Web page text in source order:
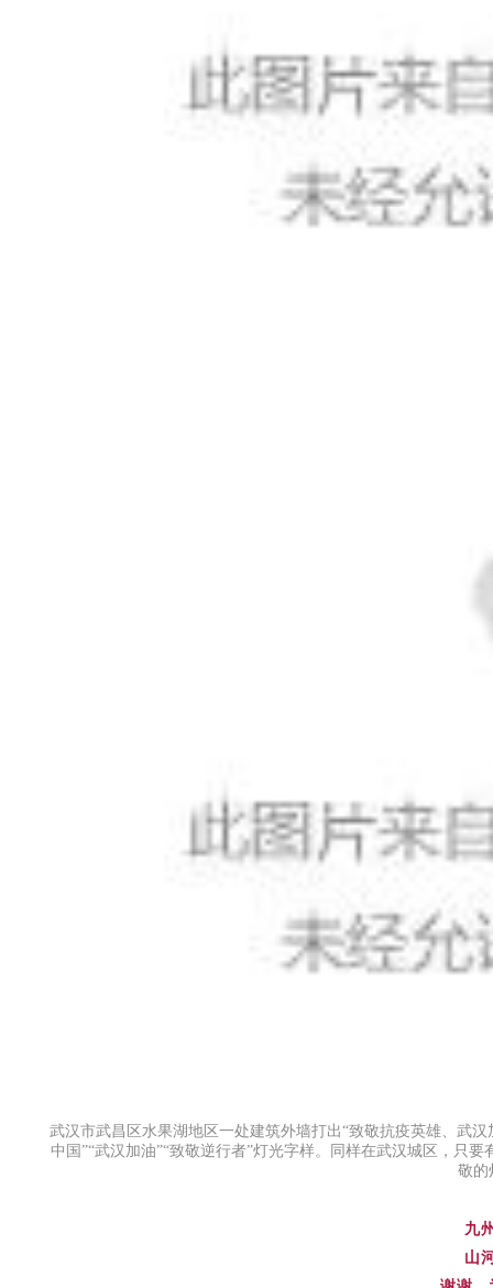
武汉市武昌区水果湖地区一处建筑外墙打出“致敬抗疫英雄、武
中国”“武汉加油”“致敬逆行者”灯光字样。同样在武汉城区，只
敬的
九
山